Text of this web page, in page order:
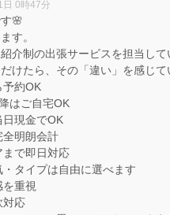
日 0時47分
🌸
す。
介制の出張サービスを担当して
けたら、その「違い」を感じて
約OK
はご自宅OK
現金でOK
明朗会計
で即日対応
タイプは自由に選べます
重視
対応